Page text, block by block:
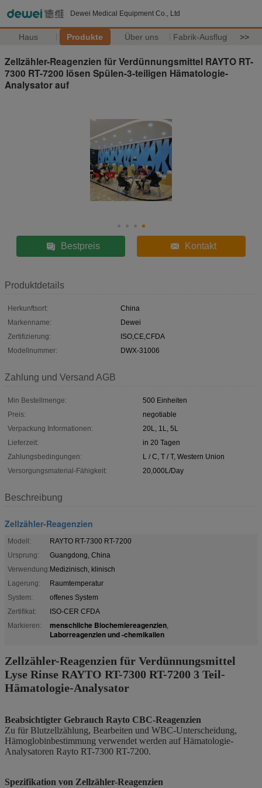
Dewei Medical Equipment Co., Ltd
Haus Produkte Über uns Fabrik-Ausflug >>
Zellzähler-Reagenzien für Verdünnungsmittel RAYTO RT-
7300 RT-7200 lösen Spülen-3-teiligen Hämatologie-
Analysator auf
Bestpreis Kontakt
Produktdetails
Herkunftsort:
China
Markenname:
Dewei
Zertifizierung:
ISO,CE,CFDA
Modellnummer:
DWX-31006
Zahlung und Versand AGB
Min Bestellmenge:
500 Einheiten
Preis:
negotiable
Verpackung Informationen:
20L, 1L, 5L
Lieferzeit:
in 20 Tagen
Zahlungsbedingungen:
L / C, T / T, Western Union
Versorgungsmaterial-Fähigkeit:
20,000L/Day
Beschreibung
Zellzähler-Reagenzien
Modell:
RAYTO RT-7300 RT-7200
Ursprung:
Guangdong, China
Verwendung:Medizinisch, klinisch
Lagerung:
Raumtemperatur
System:
offenes System
Zertifikat:
ISO-CER CFDA
Markieren:
menschliche Biochemiereagenzien,
Laborreagenzien und -chemikalien
Zellzähler-Reagenzien für Verdünnungsmittel
Lyse Rinse RAYTO RT-7300 RT-7200 3 Teil-
Hämatologie-Analysator
Beabsichtigter Gebrauch Rayto CBC-Reagenzien
Zu für Blutzellzählung, Bearbeiten und WBC-Unterscheidung,
Hämoglobinbestimmung verwendet werden auf Hämatologie-
Analysatoren Rayto RT-7300 RT-7200.
Spezifikation von Zellzähler-Reagenzien